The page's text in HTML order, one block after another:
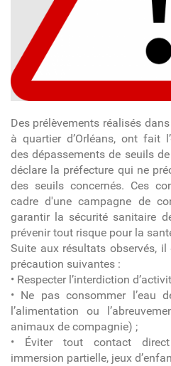
Des prélèvements réalisés
à quartier d’Orléans, ont fait
des dépassements de seuils
déclare la préfecture qui ne
des seuils concernés. Ces
cadre d'une campagne de
garantir la sécurité sanitaire
prévenir tout risque pour la
Suite aux résultats observés,
précaution suivantes :
• Respecter l’interdiction
• Ne pas consommer l’eau
l’alimentation ou
animaux de compagnie) ;
• Éviter tout contact
immersion partielle, jeux